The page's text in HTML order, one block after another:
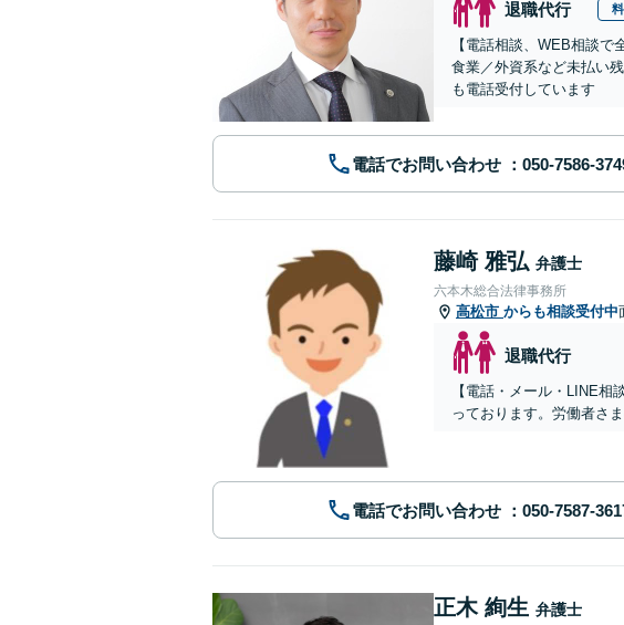
退職代行
【電話相談、WEB相談
食業／外資系など未払い
も電話受付しています
電話でお問い合わせ
藤崎 雅弘 弁護士
六本木総合法律事務所
高松市 からも相談受付中
退職代行
【電話・メール・LINE
っております。労働者さ
電話でお問い合わせ
正木 絢生 弁護士